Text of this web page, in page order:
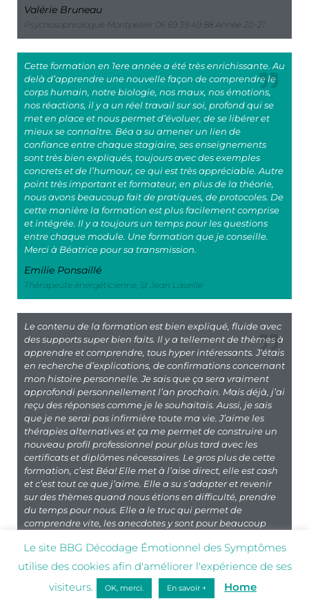
Valérie Bruneau
Psychosophrologue Montpellier 06 69 39 49 88 Année 20-21
Cette formation en 1ere année a été très enrichissante. Au
delà d’apprendre une nouvelle façon de comprendre le
corps humain, notre biologie, nos maux, nos émotions,
nos réactions, il y a un réel travail sur soi, profond qui se
met en place et nous permet d’évoluer, de se libérer et
mieux se connaître. Béa a su amener un lien de
confiance entre chaque stagiaire, ses enseignements
sont très bien expliqués, toujours avec des exemples
concrets et de l’humour, ce qui est très appréciable. Autre
point très important et formateur, en plus de la théorie,
nous avons beaucoup fait de pratiques, de protocoles. De
cette manière la formation est plus facilement comprise
et intégrée. Il y a toujours un temps pour les questions
entre chaque module. Une formation que je conseille.
Merci à Béatrice pour sa transmission.
Emilie Ponsaillé
Thérapeute énergéticienne, St Jean Laseille
Le contenu de la formation est bien expliqué, fluide avec
des supports super bien faits. Il y a tellement de thèmes à
apprendre et comprendre, tous hyper intéressants. J’étais
en recherche d’explications, de confirmations concernant
mon histoire personnelle. Je sais que ça sera vraiment
approfondi personnellement l’an prochain. Mais déjà, j’ai
reçu des réponses comme je le souhaitais. Aussi, je sais
que je ne serai pas infirmière toute ma vie. J’aime les
thérapies alternatives et ça me permet de construire un
nouveau profil professionnel pour plus tard avec les
certificats et diplômes nécessaires. Le gros plus de cette
formation, c’est Béa! Elle met à l’aise direct, elle est cash
et c’est tout ce que j’aime. Elle a su s’adapter et revenir
sur des thèmes quand nous étions en difficulté, prendre
du temps pour nous. Elle a le truc qui permet de
comprendre vite, les anecdotes y sont pour beaucoup
Infirmière anesthésiste Aix-en-Provence Année 20-21
Le site BBG Décodage Émotionnel des Symptômes
utilise des cookies afin d'améliorer l'expérience de ses
visiteurs.
OK, merci. En savoir + Home